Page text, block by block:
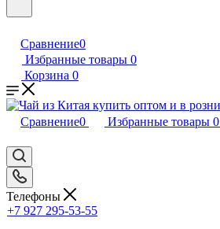
Сравнение0
Избранные товары 0
Корзина 0
Сравнение0 Избранные товары 0
Телефоны
+7 927 295-53-55